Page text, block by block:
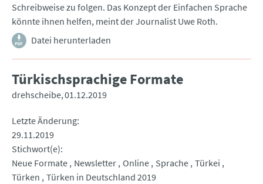
Schreibweise zu folgen. Das Konzept der Einfachen Sprache
könnte ihnen helfen, meint der Journalist Uwe Roth.
Datei herunterladen
Türkischsprachige Formate
drehscheibe 01.12.2019
Letzte Änderung
29.11.2019
Stichwort(e)
Neue Formate Newsletter Online Sprache Türkei
Türken Türken in Deutschland 2019